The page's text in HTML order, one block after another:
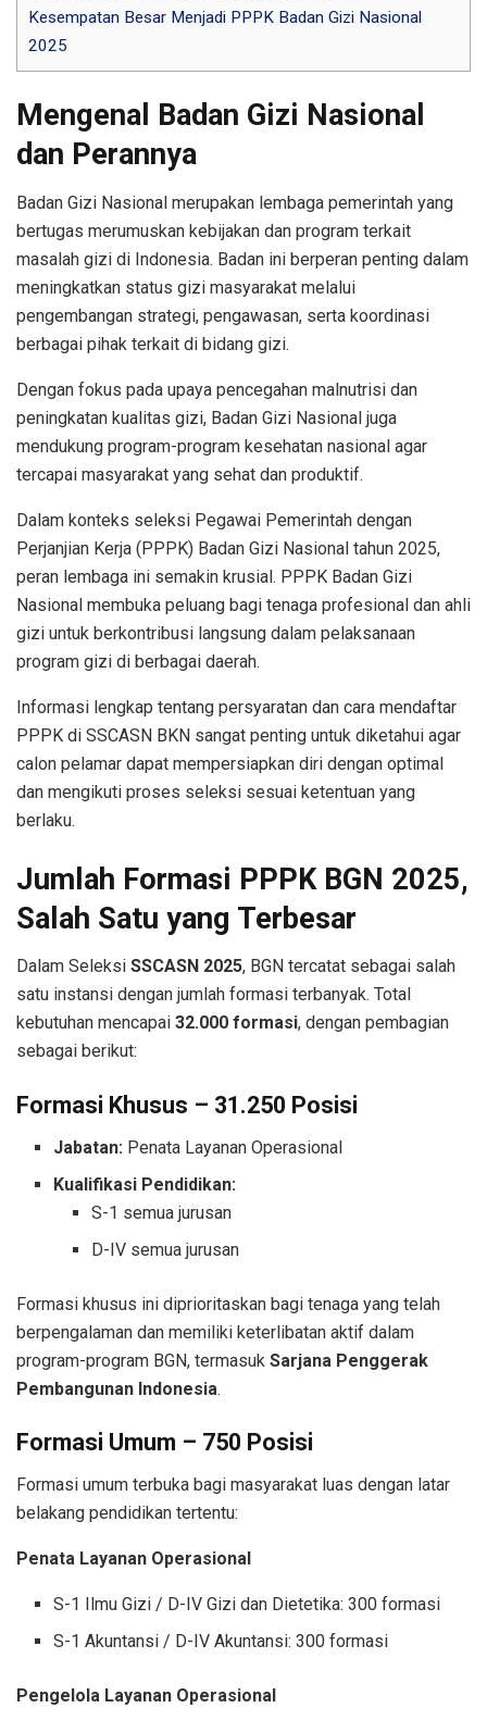
Kesempatan Besar Menjadi PPPK Badan Gizi Nasional
2025
Mengenal Badan Gizi Nasional
dan Perannya
Badan Gizi Nasional merupakan lembaga pemerintah yang
bertugas merumuskan kebijakan dan program terkait
masalah gizi di Indonesia. Badan ini berperan penting dalam
meningkatkan status gizi masyarakat melalui
pengembangan strategi, pengawasan, serta koordinasi
berbagai pihak terkait di bidang gizi.
Dengan fokus pada upaya pencegahan malnutrisi dan
peningkatan kualitas gizi, Badan Gizi Nasional juga
mendukung program-program kesehatan nasional agar
tercapai masyarakat yang sehat dan produktif.
Dalam konteks seleksi Pegawai Pemerintah dengan
Perjanjian Kerja (PPPK) Badan Gizi Nasional tahun 2025,
peran lembaga ini semakin krusial. PPPK Badan Gizi
Nasional membuka peluang bagi tenaga profesional dan ahli
gizi untuk berkontribusi langsung dalam pelaksanaan
program gizi di berbagai daerah.
Informasi lengkap tentang persyaratan dan cara mendaftar
PPPK di SSCASN BKN sangat penting untuk diketahui agar
calon pelamar dapat mempersiapkan diri dengan optimal
dan mengikuti proses seleksi sesuai ketentuan yang
berlaku.
Jumlah Formasi PPPK BGN 2025,
Salah Satu yang Terbesar
Dalam Seleksi SSCASN 2025, BGN tercatat sebagai salah
satu instansi dengan jumlah formasi terbanyak. Total
kebutuhan mencapai 32.000 formasi, dengan pembagian
sebagai berikut:
Formasi Khusus – 31.250 Posisi
Jabatan: Penata Layanan Operasional
Kualifikasi Pendidikan:
S-1 semua jurusan
D-IV semua jurusan
Formasi khusus ini diprioritaskan bagi tenaga yang telah
berpengalaman dan memiliki keterlibatan aktif dalam
program-program BGN, termasuk Sarjana Penggerak
Pembangunan Indonesia.
Formasi Umum – 750 Posisi
Formasi umum terbuka bagi masyarakat luas dengan latar
belakang pendidikan tertentu:
Penata Layanan Operasional
S-1 Ilmu Gizi / D-IV Gizi dan Dietetika: 300 formasi
S-1 Akuntansi / D-IV Akuntansi: 300 formasi
Pengelola Layanan Operasional